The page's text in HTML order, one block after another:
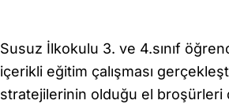
Susuz İlkokulu 3. ve 4.sınıf
içerikli eğitim çalışması
stratejilerinin olduğu el broşürleri